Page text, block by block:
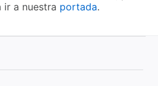
a nuestra portada.